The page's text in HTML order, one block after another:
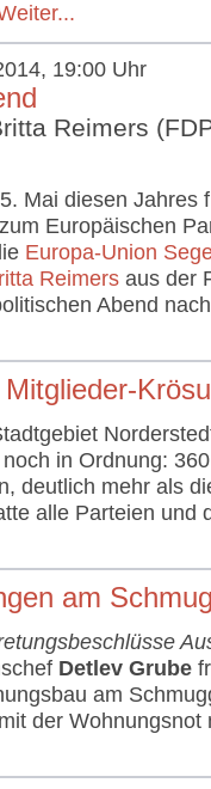
19:00 Uhr
Reimers
Mai diesen Jahres
Europäischen
Europa-Union
Reimers aus der
Abend
in Ordnung:
deutlich mehr als
alle Parteien und
am
Detlev Grube
am
der Wohnungsnot